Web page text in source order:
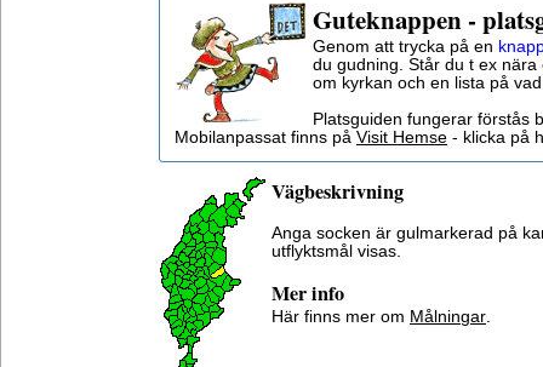
Guteknappen -
Genom att trycka på en
du gudning. Står du t ex
om kyrkan och en lista på
Platsguiden fungerar förstås
Mobilanpassat finns på Visit Hemse - klicka på
Vägbeskrivning
Anga socken är gulmarkerad på
utflyktsmål visas.
Mer info
Här finns mer om Målningar.